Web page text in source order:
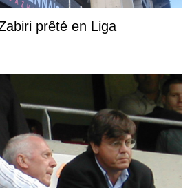
prêté en Liga